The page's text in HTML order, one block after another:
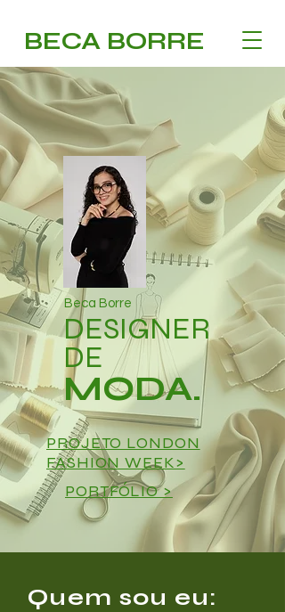
BECA BORRE
Beca Borre
DESIGNER
DE
MODA.
PROJETO LONDON
FASHION WEEK>
PORTFÓLIO >
Quem sou eu: